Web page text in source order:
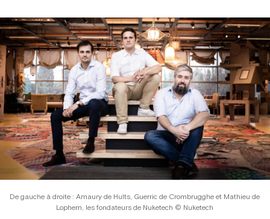
De gauche à droite : Amaury de Hults, Guerric de Crombrugghe et Mathieu de
Lophem, les fondateurs de Nuketech © Nuketech